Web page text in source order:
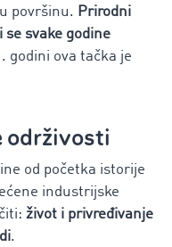
površinu. Prirodni
se svake godine
godini ova tačka je
održivosti
od početka istorije
industrijske
život i privređivanje
.